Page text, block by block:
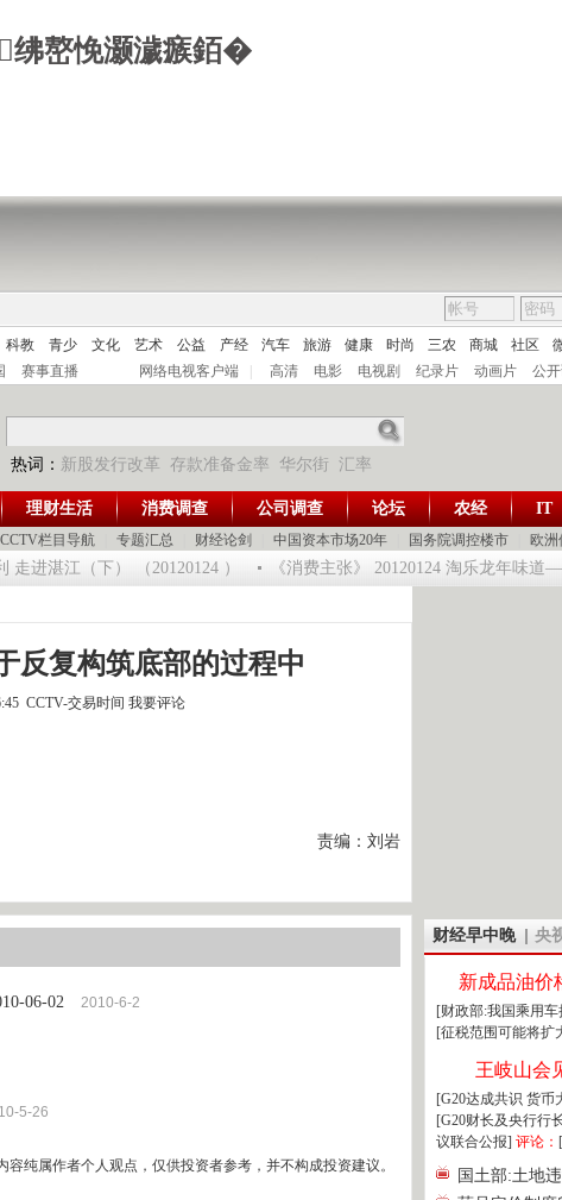
绋嶅悗灏濊瘯銆�
科教 青少 文化 艺术 公益 产经 汽车 旅游 健康 时尚 三农 商城 社区
赛事直播 网络电视客户端 | 高清 电影 电视剧 纪录片 动画片 公
热词： 新股发行改革 存款准备金率 华尔街 汇率
CCTV栏目导航 专题汇总 财经论剑 中国资本市场20年 国务院调控楼市 欧洲
理财生活 消费调查 公司调查 论坛 农经 IT
进湛江（下） （20120124 ） 《消费主张》 20120124 淘乐龙年味道
反复构筑底部的过程中
CCTV-交易时间 我要评论
责编：刘岩
06-02 2010-6-2
5-26
纯属作者个人观点，仅供投资者参考，并不构成投资建议。
财经早中晚 央
新成品油价
[财政部:我国乘用
[征税范围可能将扩
王岐山会
[G20达成共识 货币
[G20财长及央行行
议联合公报] 评论：
国土部:土地